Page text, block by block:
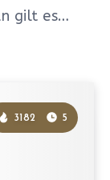
gilt es…
3182 5